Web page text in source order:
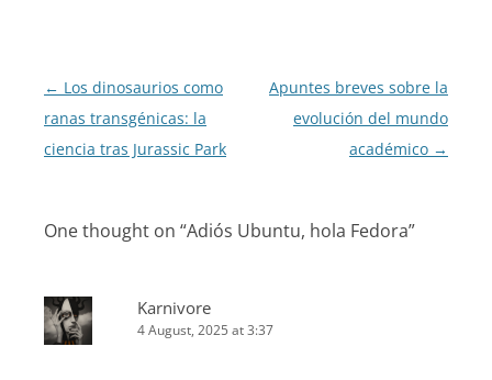
Post
navigation
← Los dinosaurios como
ranas transgénicas: la
ciencia tras Jurassic Park
Apuntes breves sobre la
evolución del mundo
académico →
One thought on “Adiós Ubuntu, hola Fedora”
Karnivore
4 August, 2025 at 3:37